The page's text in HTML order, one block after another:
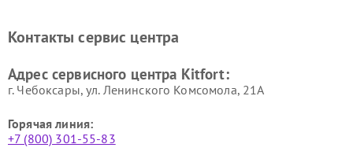
Kitfort
Kitfort
Kitfort
Kitfort
Контакты сервис центра
Адрес сервисного центра Kitfort:
г. Чебоксары, ул. Ленинского Комсомола, 21А
Горячая линия:
+7 (800) 301-55-83